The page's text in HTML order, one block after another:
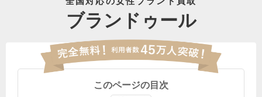
ブランドゥール
このページの目次